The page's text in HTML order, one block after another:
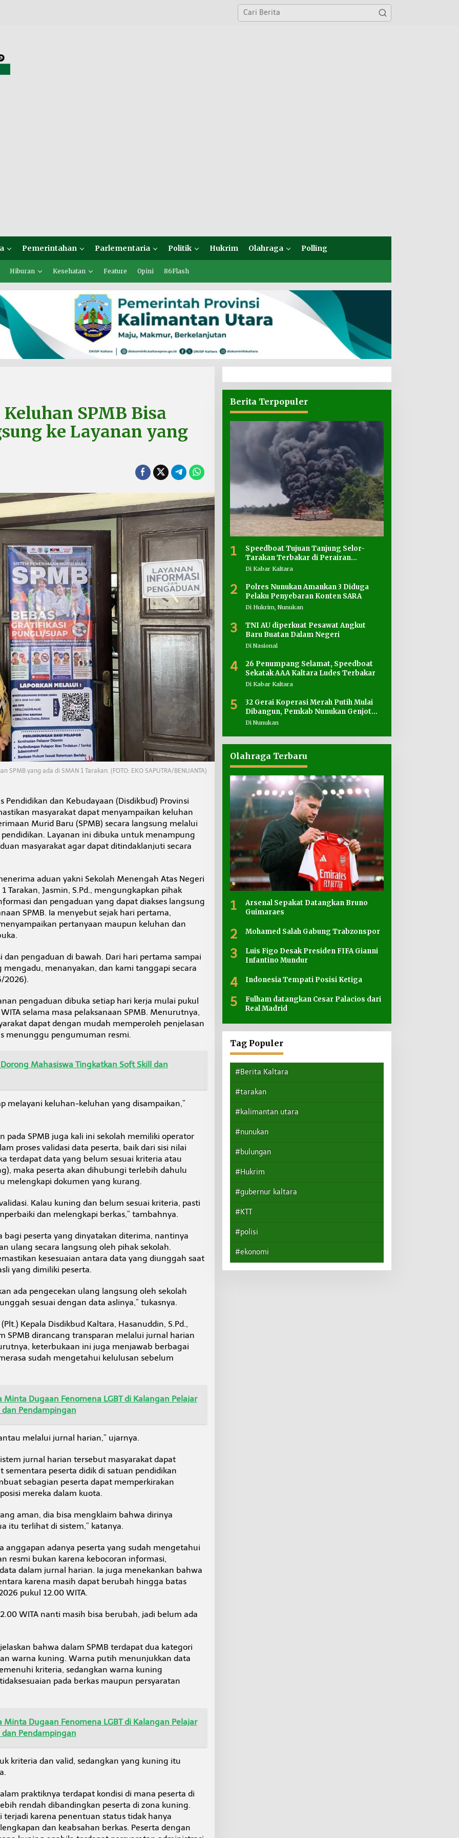
Pemerintahan Parlementaria Politik Hukrim Olahraga Polling
Hiburan Kesehatan Feature Opini 86Flash
SPMB Bisa
ke Layanan yang
SPMB yang ada di SMAN 1 Tarakan. (FOTO: EKO SAPUTRA/BENUANTA)
Pendidikan dan Kebudayaan (Disdikbud) Provinsi
masyarakat dapat menyampaikan keluhan
Murid Baru (SPMB) secara langsung melalui
Layanan ini dibuka untuk menampung
masyarakat agar dapat ditindaklanjuti secara
aduan yakni Sekolah Menengah Atas Negeri
Tarakan, Jasmin, S.Pd., mengungkapkan pihak
dan pengaduan yang dapat diakses langsung
SPMB. Ia menyebut sejak hari pertama,
pertanyaan maupun keluhan dan
dan pengaduan di bawah. Dari hari pertama sampai
menanyakan, dan kami tanggapi secara
2026).
pengaduan dibuka setiap hari kerja mulai pukul
selama masa pelaksanaan SPMB. Menurutnya,
dapat dengan mudah memperoleh penjelasan
menunggu pengumuman resmi.
Mahasiswa Tingkatkan Soft Skill dan
melayani keluhan-keluhan yang disampaikan,”
pada SPMB juga kali ini sekolah memiliki operator
proses validasi data peserta, baik dari sisi nilai
terdapat data yang belum sesuai kriteria atau
maka peserta akan dihubungi terlebih dahulu
melengkapi dokumen yang kurang.
Kalau kuning dan belum sesuai kriteria, pasti
dan melengkapi berkas,” tambahnya.
bagi peserta yang dinyatakan diterima, nantinya
ulang secara langsung oleh pihak sekolah.
kesesuaian antara data yang diunggah saat
yang dimiliki peserta.
ada pengecekan ulang langsung oleh sekolah
sesuai dengan data aslinya,” tukasnya.
Kepala Disdikbud Kaltara, Hasanuddin, S.Pd.,
SPMB dirancang transparan melalui jurnal harian
keterbukaan ini juga menjawab berbagai
sudah mengetahui kelulusan sebelum
Minta Dugaan Fenomena LGBT di Kalangan Pelajar
Pendampingan
melalui jurnal harian,” ujarnya.
jurnal harian tersebut masyarakat dapat
sementara peserta didik di satuan pendidikan
sebagian peserta dapat memperkirakan
mereka dalam kuota.
aman, dia bisa mengklaim bahwa dirinya
itu terlihat di sistem,” katanya.
anggapan adanya peserta yang sudah mengetahui
resmi bukan karena kebocoran informasi,
dalam jurnal harian. Ia juga menekankan bahwa
karena masih dapat berubah hingga batas
pukul 12.00 WITA.
WITA nanti masih bisa berubah, jadi belum ada
bahwa dalam SPMB terdapat dua kategori
warna kuning. Warna putih menunjukkan data
kriteria, sedangkan warna kuning
pada berkas maupun persyaratan
Minta Dugaan Fenomena LGBT di Kalangan Pelajar
Pendampingan
kriteria dan valid, sedangkan yang kuning itu
praktiknya terdapat kondisi di mana peserta di
rendah dibandingkan peserta di zona kuning.
terjadi karena penentuan status tidak hanya
dan keabsahan berkas. Peserta dengan
Berita Terpopuler
1
Speedboat Tujuan Tanjung Selor-
Tarakan Terbakar di Perairan
Salimbatu
Di Kabar Kaltara
2
Polres Nunukan Amankan 3 Diduga
Pelaku Penyebaran Konten SARA
Di Hukrim, Nunukan
3
TNI AU diperkuat Pesawat Angkut
Baru Buatan Dalam Negeri
Di Nasional
4
26 Penumpang Selamat, Speedboat
Sekatak AAA Kaltara Ludes Terbakar
Di Kabar Kaltara
5
32 Gerai Koperasi Merah Putih Mulai
Dibangun, Pemkab Nunukan Genjot
Penyediaan Lahan
Di Nunukan
Olahraga Terbaru
1
Arsenal Sepakat Datangkan Bruno
Guimaraes
2 Mohamed Salah Gabung Trabzonspor
3
Luis Figo Desak Presiden FIFA Gianni
Infantino Mundur
4 Indonesia Tempati Posisi Ketiga
5
Fulham datangkan Cesar Palacios dari
Real Madrid
Tag Populer
#Berita Kaltara
#tarakan
#kalimantan utara
#nunukan
#bulungan
#Hukrim
#gubernur kaltara
#KTT
#polisi
#ekonomi